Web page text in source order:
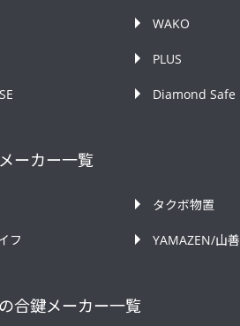
WAKO
PLUS
Diamond Safe
ーカー一覧
タクボ物置
フ YAMAZEN/山善
合鍵メーカー一覧